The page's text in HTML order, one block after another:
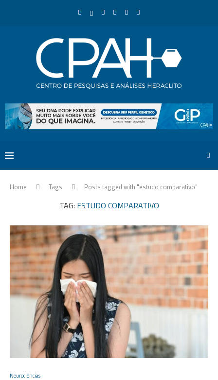
Home Tags Posts tagged with "estudo comparativo"
TAG: ESTUDO COMPARATIVO
Neurociências